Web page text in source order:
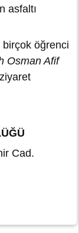
asfaltı
birçok öğrenci
Osman Afif
Cad.